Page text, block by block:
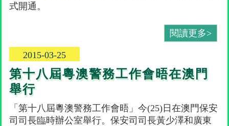
式開通。
閱讀更多>
2015-03-25
第十八屆粵澳警務工作會晤在澳門
舉行
「第十八屆粵澳警務工作會晤」今(25)日在澳門保安
司司長臨時辦公室舉行。保安司司長黃少澤和廣東